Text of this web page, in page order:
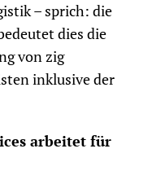
– sprich: die
dies die
von zig
inklusive der
arbeitet für